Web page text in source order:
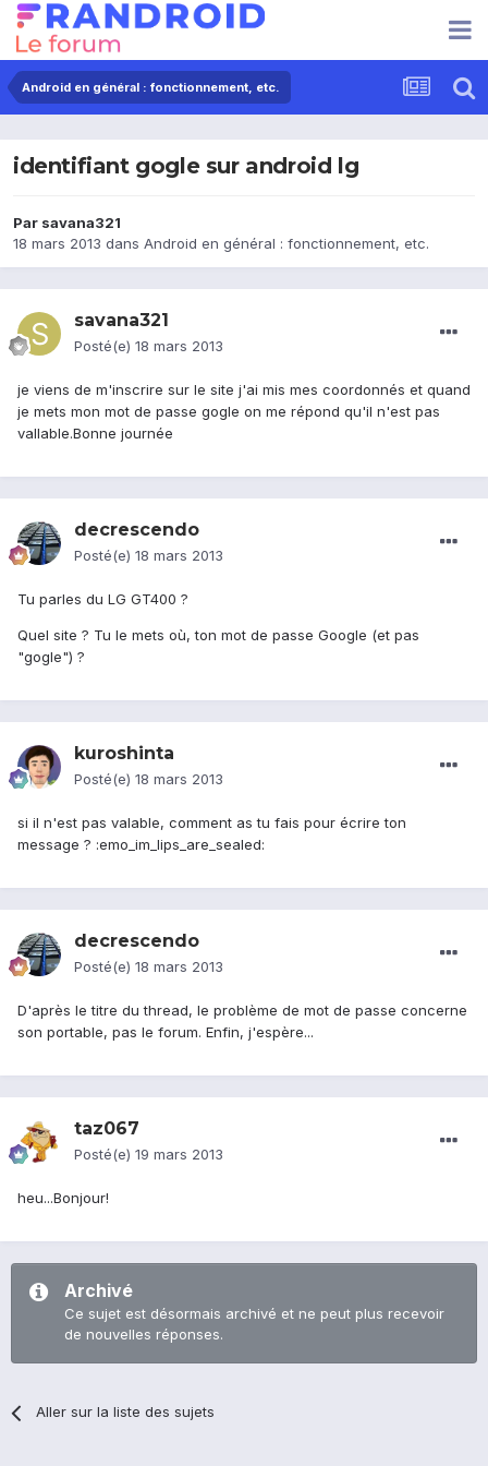
Android en général : fonctionnement, etc.
identifiant gogle sur android lg
Par savana321
18 mars 2013 dans Android en général : fonctionnement, etc.
savana321
Posté(e) 18 mars 2013
je viens de m'inscrire sur le site j'ai mis mes coordonnés et quand
je mets mon mot de passe gogle on me répond qu'il n'est pas
vallable.Bonne journée
decrescendo
Posté(e) 18 mars 2013
Tu parles du LG GT400 ?
Quel site ? Tu le mets où, ton mot de passe Google (et pas
"gogle") ?
kuroshinta
Posté(e) 18 mars 2013
si il n'est pas valable, comment as tu fais pour écrire ton
message ? :emo_im_lips_are_sealed:
decrescendo
Posté(e) 18 mars 2013
D'après le titre du thread, le problème de mot de passe concerne
son portable, pas le forum. Enfin, j'espère...
taz067
Posté(e) 19 mars 2013
heu...Bonjour!
Archivé
Ce sujet est désormais archivé et ne peut plus recevoir
de nouvelles réponses.
Aller sur la liste des sujets